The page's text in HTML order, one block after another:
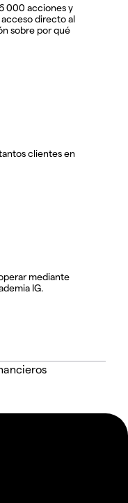
000 acciones y
directo al
sobre por qué
clientes en
mediante
IG.